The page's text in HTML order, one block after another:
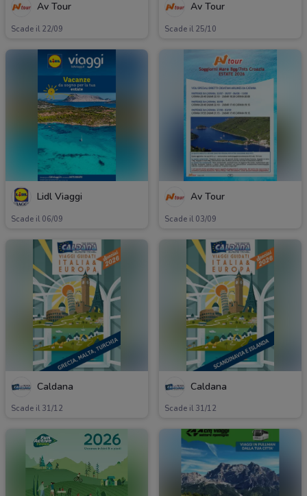
Av Tour
Scade il 22/09
Av Tour
Scade il 25/10
Lidl Viaggi
Scade il 06/09
Av Tour
Scade il 03/09
Caldana
Scade il 31/12
Caldana
Scade il 31/12